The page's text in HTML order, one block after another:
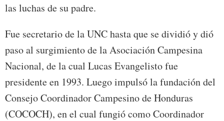
las luchas de su padre.
Fue secretario de la UNC hasta que se dividió y dió
paso al surgimiento de la Asociación Campesina
Nacional, de la cual Lucas Evangelisto fue
presidente en 1993. Luego impulsó la fundación del
Consejo Coordinador Campesino de Honduras
(COCOCH), en el cual fungió como Coordinador